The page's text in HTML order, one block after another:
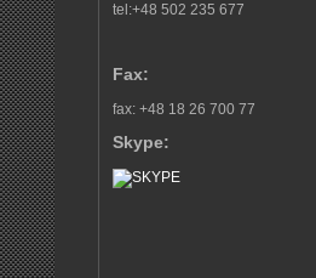
tel:+48 502 235 677
Fax:
fax: +48 18 26 700 77
Skype: